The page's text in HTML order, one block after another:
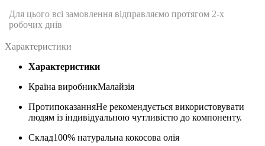
Для цього всі замовлення відправляємо протягом 2-х
робочих днів
Характеристики
Характеристики
Країна виробникМалайзія
ПротипоказанняНе рекомендується використовувати
людям із індивідуальною чутливістю до компоненту.
Склад100% натуральна кокосова олія